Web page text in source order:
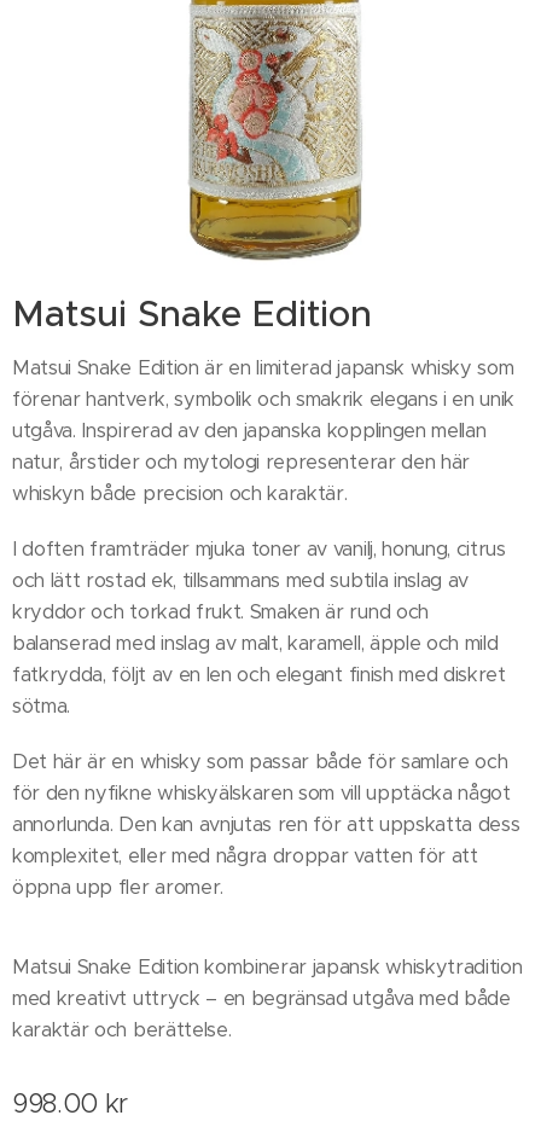
Matsui Snake Edition
Matsui Snake Edition är en limiterad japansk whisky som
förenar hantverk, symbolik och smakrik elegans i en unik
utgåva. Inspirerad av den japanska kopplingen mellan
natur, årstider och mytologi representerar den här
whiskyn både precision och karaktär.
I doften framträder mjuka toner av vanilj, honung, citrus
och lätt rostad ek, tillsammans med subtila inslag av
kryddor och torkad frukt. Smaken är rund och
balanserad med inslag av malt, karamell, äpple och mild
fatkrydda, följt av en len och elegant finish med diskret
sötma.
Det här är en whisky som passar både för samlare och
för den nyfikne whiskyälskaren som vill upptäcka något
annorlunda. Den kan avnjutas ren för att uppskatta dess
komplexitet, eller med några droppar vatten för att
öppna upp fler aromer.
Matsui Snake Edition kombinerar japansk whiskytradition
med kreativt uttryck – en begränsad utgåva med både
karaktär och berättelse.
998.00 kr